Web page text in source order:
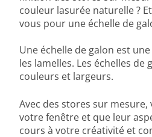
couleur lasurée naturelle ?
vous pour une échelle de
Une échelle de galon est
les lamelles. Les échelles
couleurs et largeurs.
Avec des stores sur
votre fenêtre et que leur
cours à votre créativité et